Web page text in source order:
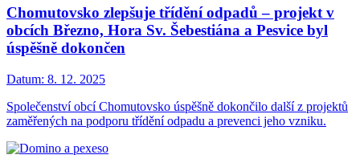
Chomutovsko zlepšuje třídění odpadů – projekt v
obcích Březno, Hora Sv. Šebestiána a Pesvice byl
úspěšně dokončen
Datum: 8. 12. 2025
Společenství obcí Chomutovsko úspěšně dokončilo další z projektů
zaměřených na podporu třídění odpadu a prevenci jeho vzniku.